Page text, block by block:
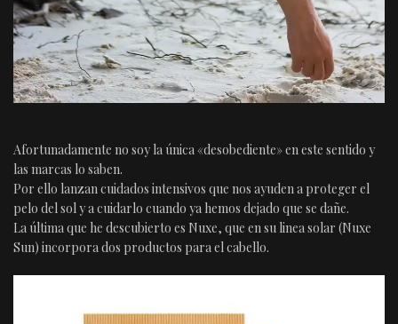
Afortunadamente no soy la única «desobediente» en este sentido y
las marcas lo saben.
Por ello lanzan cuidados intensivos que nos ayuden a proteger el
pelo del sol y a cuidarlo cuando ya hemos dejado que se dañe.
La última que he descubierto es Nuxe, que en su linea solar (Nuxe
Sun) incorpora dos productos para el cabello.